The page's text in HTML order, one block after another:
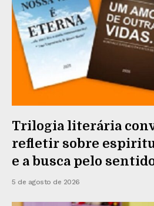
Trilogia literária
refletir sobre
e a busca pelo
5 de agosto de 2026